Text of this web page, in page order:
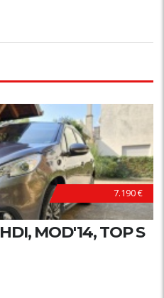
7.190 €
MOD'14, TOP S